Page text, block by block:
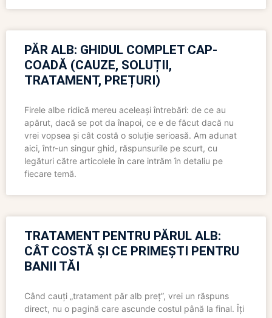
PĂR ALB: GHIDUL COMPLET CAP-
COADĂ (CAUZE, SOLUȚII,
TRATAMENT, PREȚURI)
Firele albe ridică mereu aceleași întrebări: de ce au
apărut, dacă se pot da înapoi, ce e de făcut dacă nu
vrei vopsea și cât costă o soluție serioasă. Am adunat
aici, într-un singur ghid, răspunsurile pe scurt, cu
legături către articolele în care intrăm în detaliu pe
fiecare temă.
TRATAMENT PENTRU PĂRUL ALB:
CÂT COSTĂ ȘI CE PRIMEȘTI PENTRU
BANII TĂI
Când cauți „tratament păr alb preț”, vrei un răspuns
direct, nu o pagină care ascunde costul până la final. Îți